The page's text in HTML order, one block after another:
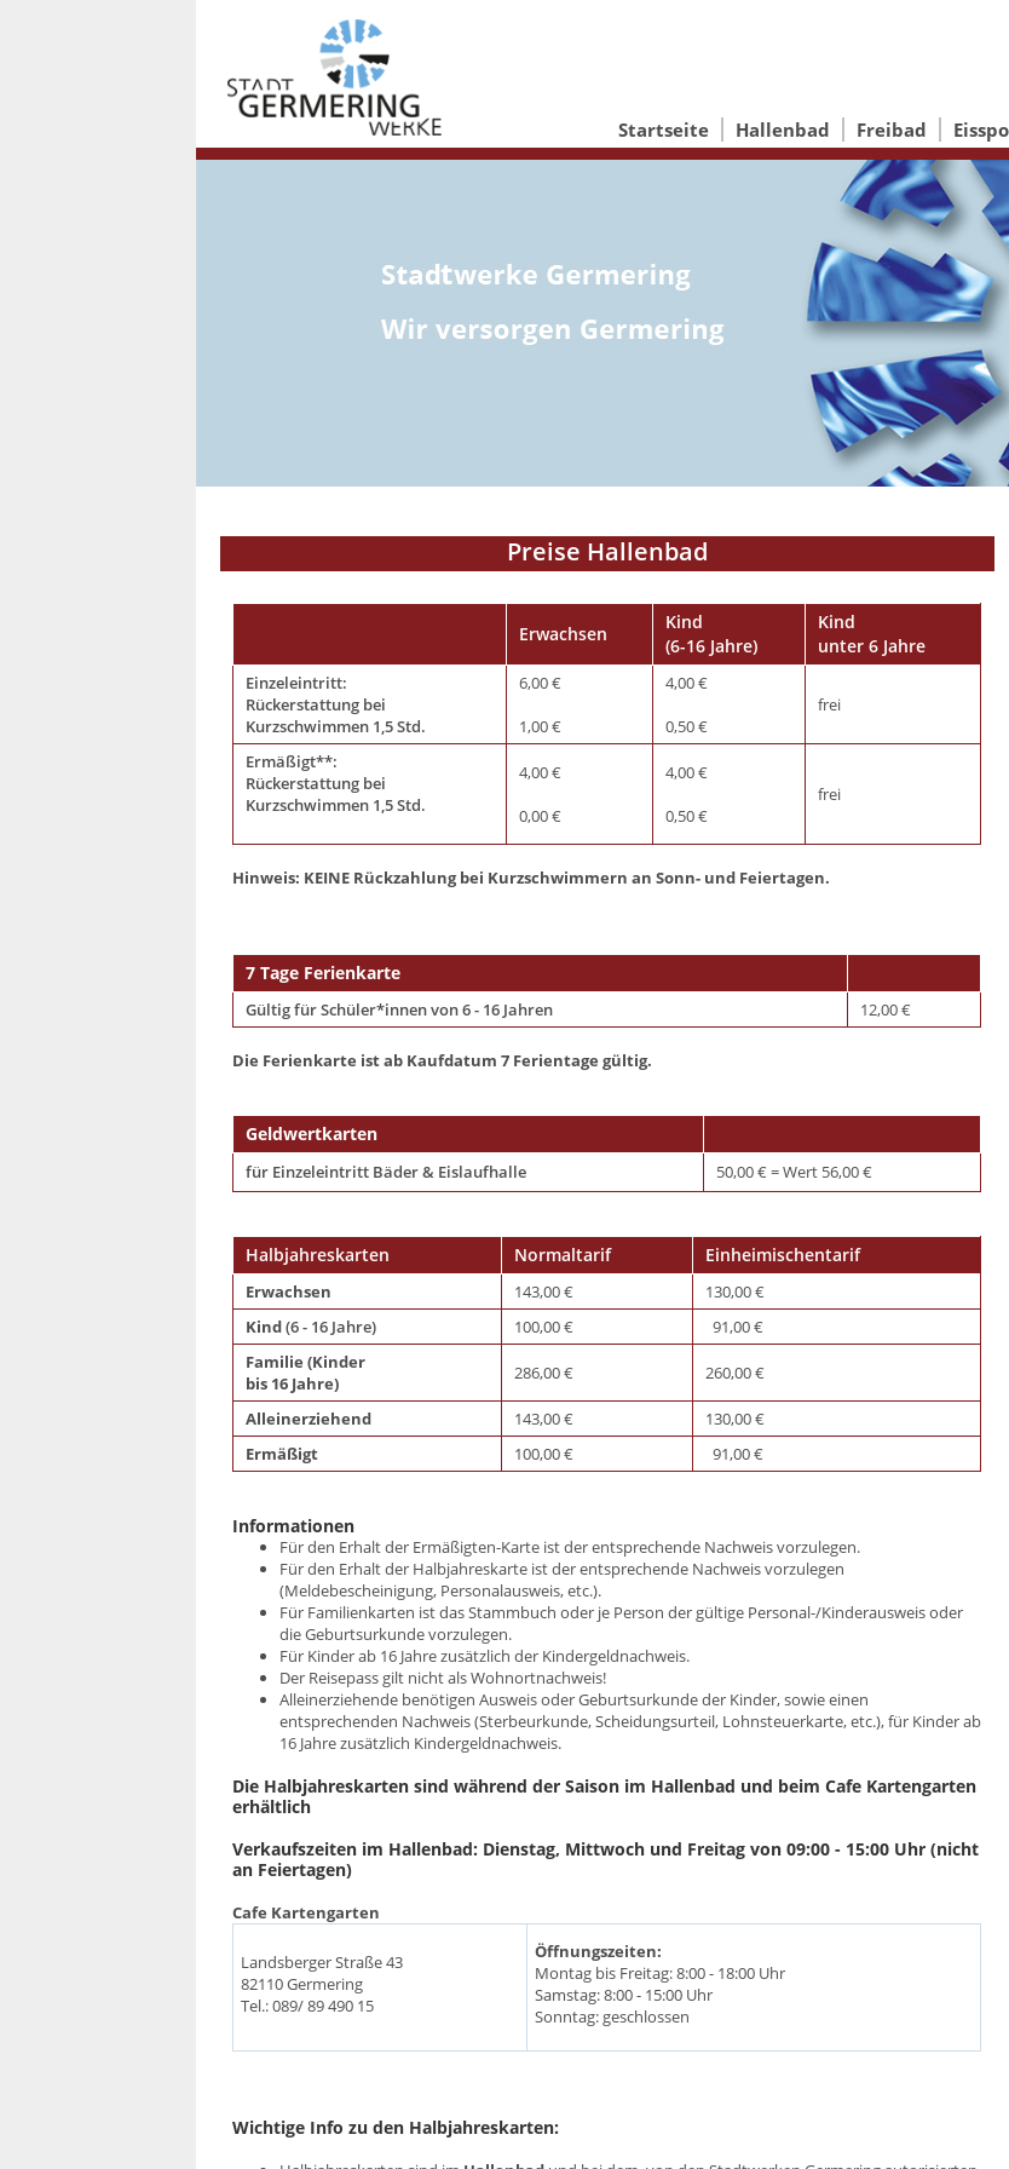
Startseite Hallenbad Freibad
Preise Hallenbad
Erwachsen
Kind
(6-16 Jahre)
Kind
unter 6 Jahre
Einzeleintritt:
Rückerstattung bei
Kurzschwimmen 1,5 Std.
6,00 €
1,00 €
4,00 €
0,50 €
frei
Ermäßigt**:
Rückerstattung bei
Kurzschwimmen 1,5 Std.
4,00 €
0,00 €
4,00 €
0,50 €
frei
Hinweis: KEINE Rückzahlung bei Kurzschwimmern an Sonn- und Feiertagen.
7 Tage Ferienkarte
Gültig für Schüler*innen von 6 - 16 Jahren 12,00 €
Die Ferienkarte ist ab Kaufdatum 7 Ferientage gültig.
Geldwertkarten
für Einzeleintritt Bäder & Eislaufhalle 50,00 € = Wert 56,00 €
Halbjahreskarten Normaltarif Einheimischentarif
Erwachsen 143,00 €
130,00 €
Kind(6 - 16 Jahre) 100,00 €
91,00 €
Familie (Kinder
bis 16 Jahre)
286,00 € 260,00 €
Alleinerziehend 143,00 €
130,00 €
Ermäßigt
100,00 € 91,00 €
Informationen
Für den Erhalt der Ermäßigten-Karte ist der entsprechende Nachweis vorzulegen.
Für den Erhalt der Halbjahreskarte ist der entsprechende Nachweis vorzulegen
(Meldebescheinigung, Personalausweis, etc.).
Für Familienkarten ist das Stammbuch oder je Person der gültige Personal-/Kinderausweis oder
die Geburtsurkunde vorzulegen.
Für Kinder ab 16 Jahre zusätzlich der Kindergeldnachweis.
Der Reisepass gilt nicht als Wohnortnachweis!
Alleinerziehende benötigen Ausweis oder Geburtsurkunde der Kinder, sowie einen
entsprechenden Nachweis (Sterbeurkunde, Scheidungsurteil, Lohnsteuerkarte, etc.), für Kinder ab
16 Jahre zusätzlich Kindergeldnachweis.
Die Halbjahreskarten sind während der Saison im Hallenbad und beim Cafe Kartengarten
erhältlich
Verkaufszeiten im Hallenbad: Dienstag, Mittwoch und Freitag von 09:00 - 15:00 Uhr (nicht
an Feiertagen)
Cafe Kartengarten
Landsberger Straße 43
82110 Germering
Tel.: 089/ 89 490 15
Öffnungszeiten:
Montag bis Freitag: 8:00 - 18:00 Uhr
Samstag: 8:00 - 15:00 Uhr
Sonntag: geschlossen
Wichtige Info zu den Halbjahreskarten: